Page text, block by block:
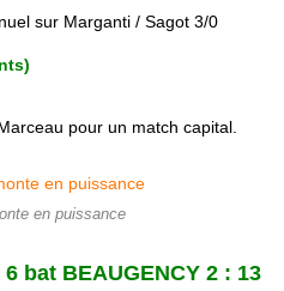
sur Marganti / Sagot 3/0
pour un match capital.
en puissance
bat BEAUGENCY 2 : 13